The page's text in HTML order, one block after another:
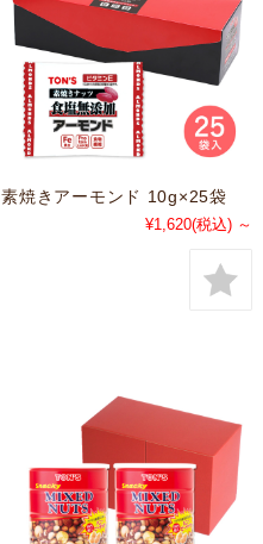
素焼きアーモンド 10g×25袋
¥1,620(税込) ～